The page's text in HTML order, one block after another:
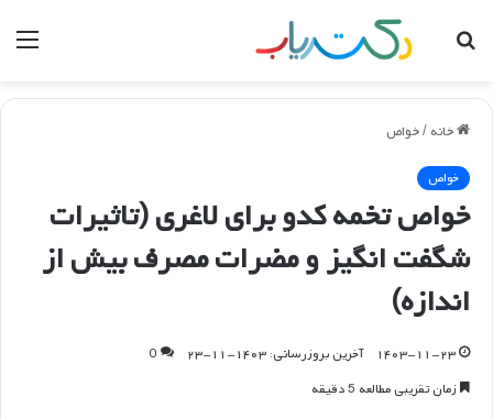
جستجو
خانه /خواص
خواص
خواص تخمه کدو برای لاغری (تاثیرات
شگفت انگیز و مضرات مصرف بیش از
اندازه)
۱۴۰۳-۱۱-۲۳ آخرین بروزرسانی: ۱۴۰۳-۱۱-۲۳
0
زمان تقریبی مطالعه 5 دقیقه